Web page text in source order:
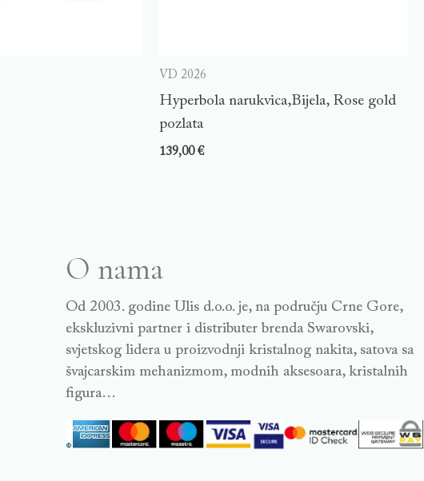
VD 2026
Hyperbola narukvica,Bijela, Rose gold
pozlata
139,00€
O nama
Od 2003. godine Ulis d.o.o. je, na području Crne Gore,
ekskluzivni partner i distributer brenda Swarovski,
svjetskog lidera u proizvodnji kristalnog nakita, satova sa
švajcarskim mehanizmom, modnih aksesoara, kristalnih
figura…